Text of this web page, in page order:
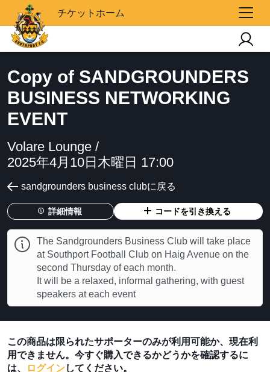
チケットホーム
Copy of SANDGROUNDERS
BUSINESS NETWORKING
EVENT
Volare Lounge /
2025年4月10日木曜日 17:00
sandgrounders business clubに戻る
詳細情報 コードを引き換える
The Sandgrounders Business Club will take place
at Southport Football Club on Haig Avenue on the
second Thursday of each month.
It will be a relaxed, informal gathering, with guest
speakers at each event
この商品は限られたサポーターのみが利用可能か、現在利
用できません。今すぐ購入できるかどうかを確認するに
は、
ログインしてください。